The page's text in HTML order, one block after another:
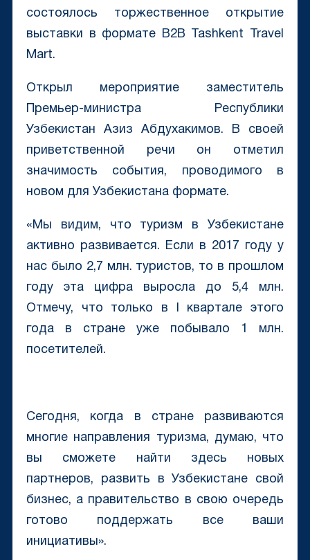
состоялось торжественное открытие
выставки в формате B2B Tashkent Travel
Mart.
Открыл мероприятие заместитель
Премьер-министра Республики
Узбекистан Азиз Абдухакимов. В своей
приветственной речи он отметил
значимость события, проводимого в
новом для Узбекистана формате.
«Мы видим, что туризм в Узбекистане
активно развивается. Если в 2017 году у
нас было 2,7 млн. туристов, то в прошлом
году эта цифра выросла до 5,4 млн.
Отмечу, что только в I квартале этого
года в стране уже побывало 1 млн.
посетителей.
Сегодня, когда в стране развиваются
многие направления туризма, думаю, что
вы сможете найти здесь новых
партнеров, развить в Узбекистане свой
бизнес, а правительство в свою очередь
готово поддержать все ваши
инициативы».